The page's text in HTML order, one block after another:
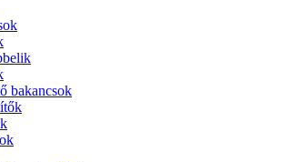
bakancsok